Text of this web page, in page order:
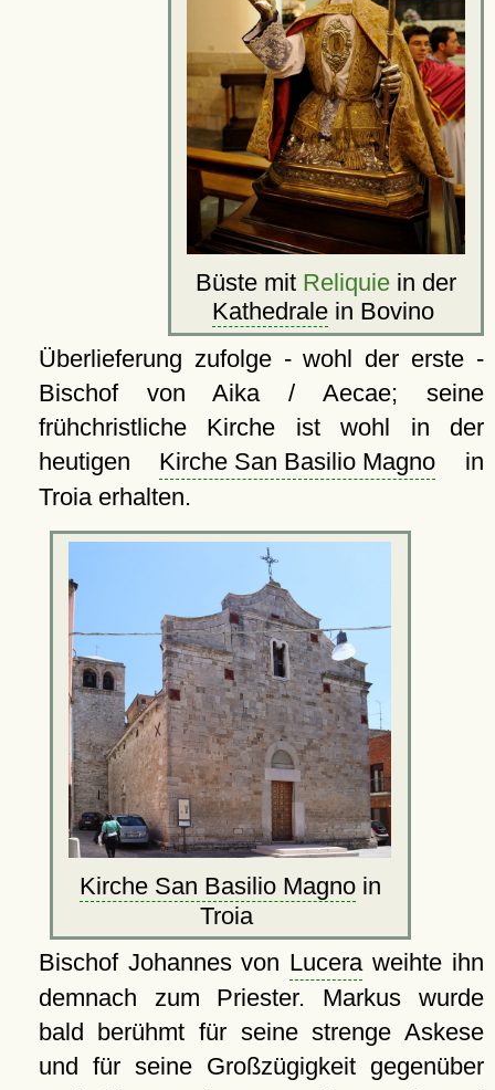
Büste mit Reliquie in der
Kathedralein Bovino
Überlieferung zufolge - wohl der erste -
Bischof von Aika / Aecae; seine
frühchristliche Kirche ist wohl in der
heutigen Kirche San Basilio Magno in
Troia erhalten.
Kirche San Basilio Magnoin
Troia
Bischof Johannes von Lucera weihte ihn
demnach zum Priester. Markus wurde
bald berühmt für seine strenge Askese
und für seine Großzügigkeit gegenüber